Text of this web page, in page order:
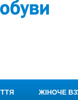
ЖІНОЧЕ